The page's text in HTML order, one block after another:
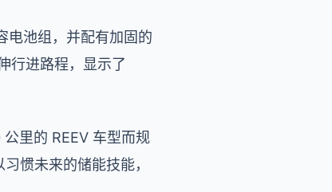
电池组，并配有加固的
行进路程，显示了
里的 REEV 车型而规
惯未来的储能技能，